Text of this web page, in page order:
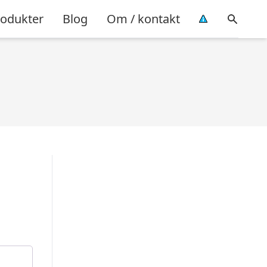
Blog Om / kontakt